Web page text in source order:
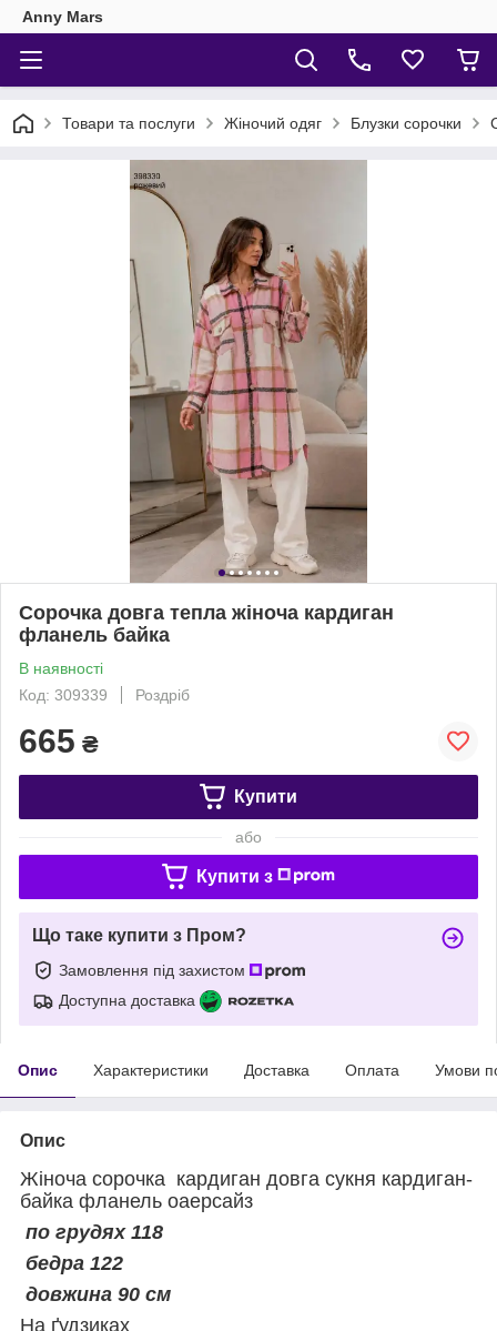
Anny Mars
Товари та послуги Жіночий одяг Блузки сорочки
Сорочка довга тепла жіноча кардиган
фланель байка
В наявності
Код: 309339
Роздріб
665 ₴
Купити
або
Купити з
Що таке купити з Пром?
Замовлення під захистом
Доступна доставка
Опис Характеристики Доставка Оплата Умови
Опис
Жіноча сорочка кардиган довга сукня кардиган-
байка фланель оаерсайз
по грудях 118
бедра 122
довжина 90 см
На ґудзиках